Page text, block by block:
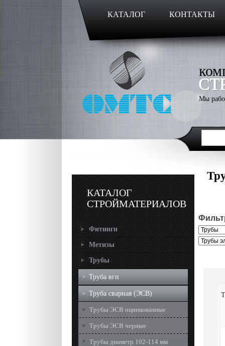
КАТАЛОГ КОНТАКТЫ
Мы
КАТАЛОГ
СТРОЙМАТЕРИАЛОВ
Фитинги
Метизы
Трубы
Труба вгп
Труба сварная (ЭСВ)
Трубы ЭСВ оцинкованные
Трубы ЭСВ черные
Трубы диаметр 102-114 мм